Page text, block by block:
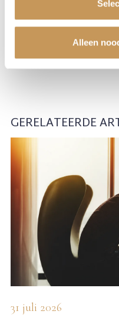
Alleen
GERELATEERDE
31 juli 2026